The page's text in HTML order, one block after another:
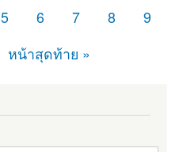
5 6 7 8
9
หน้าสุดท้าย »